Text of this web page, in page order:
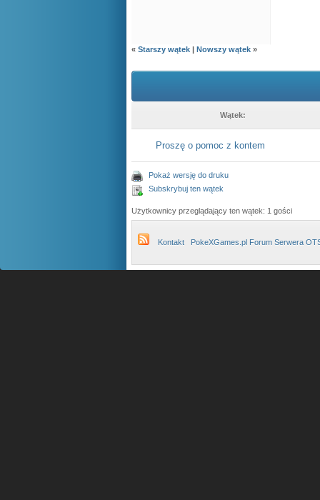
« Starszy wątek | Nowszy wątek »
Wątek:
Proszę o pomoc z kontem
Pokaż wersję do druku
Subskrybuj ten wątek
Użytkownicy przeglądający ten wątek: 1 gości
Kontakt PokeXGames.pl Forum Serwera